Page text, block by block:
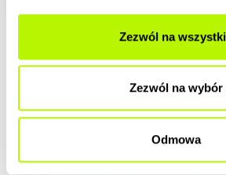
Zezwól na
Zezwól na wybór
Odmowa
HISTORIA ZMIAN
HISTORIA